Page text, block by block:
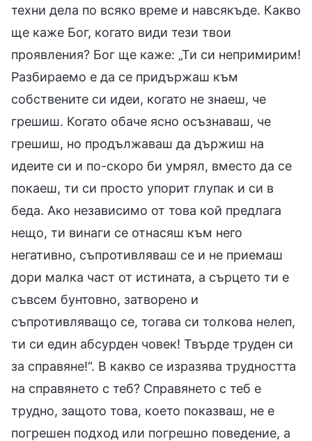
техни дела по всяко време и навсякъде. Какво
ще каже Бог, когато види тези твои
проявления? Бог ще каже: „Ти си непримирим!
Разбираемо е да се придържаш към
собствените си идеи, когато не знаеш, че
грешиш. Когато обаче ясно осъзнаваш, че
грешиш, но продължаваш да държиш на
идеите си и по-скоро би умрял, вместо да се
покаеш, ти си просто упорит глупак и си в
беда. Ако независимо от това кой предлага
нещо, ти винаги се отнасяш към него
негативно, съпротивляваш се и не приемаш
дори малка част от истината, а сърцето ти е
съвсем бунтовно, затворено и
съпротивляващо се, тогава си толкова нелеп,
ти си един абсурден човек! Твърде труден си
за справяне!“. В какво се изразява трудността
на справянето с теб? Справянето с теб е
трудно, защото това, което показваш, не е
погрешен подход или погрешно поведение, а